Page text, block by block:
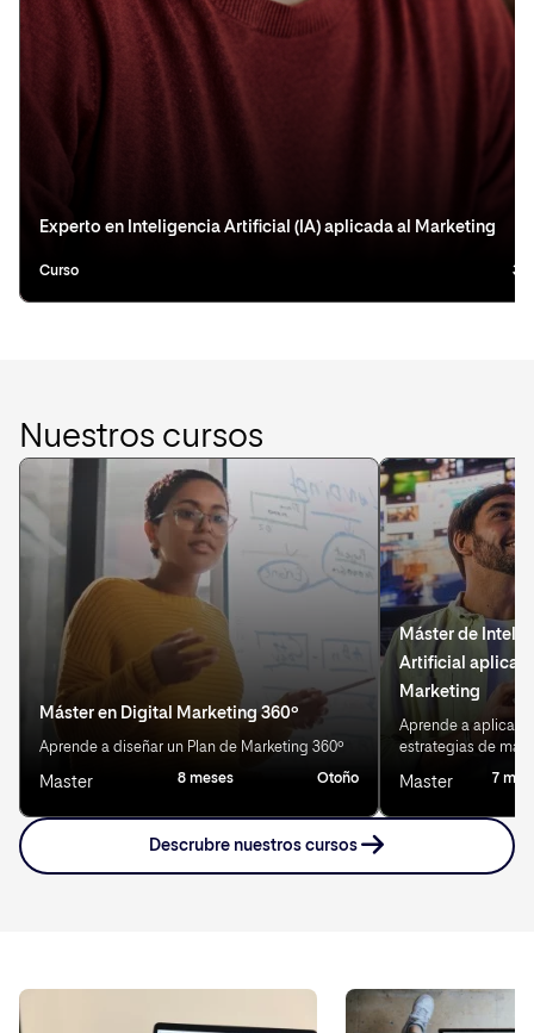
Experto en Inteligencia Artificial (IA) aplicada al Marketing
Curso 3
Nuestros cursos
Máster en Digital Marketing 360º
Aprende a diseñar un Plan de Marketing 360º
Master 8 meses Otoño
Máster de
Artificial
Marketing
Aprende a aplicar
estrategias de
Master 7
Descrubre nuestros cursos